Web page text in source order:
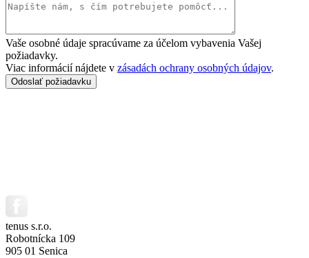
Vaše osobné údaje spracúvame za účelom vybavenia Vašej
požiadavky.
Viac informácií nájdete v zásadách ochrany osobných údajov.
tenus s.r.o.
Robotnícka 109
905 01 Senica